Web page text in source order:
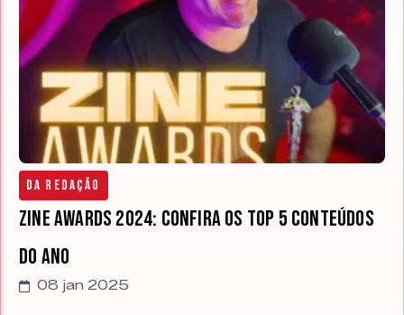
Da Redação
Zine Awards 2024: confira os top 5 conteúdos
do ano
08 jan 2025